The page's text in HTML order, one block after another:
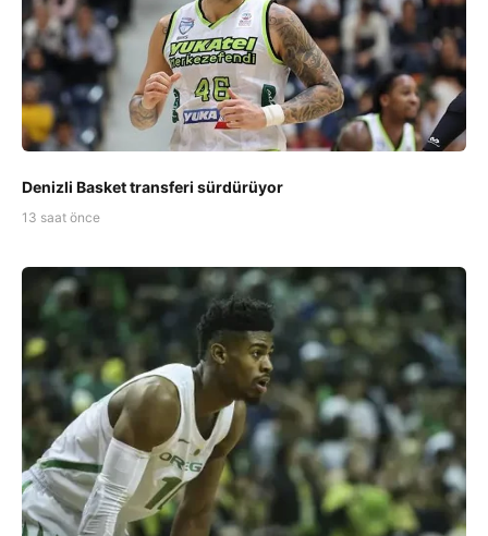
Denizli Basket transferi sürdürüyor
13 saat önce